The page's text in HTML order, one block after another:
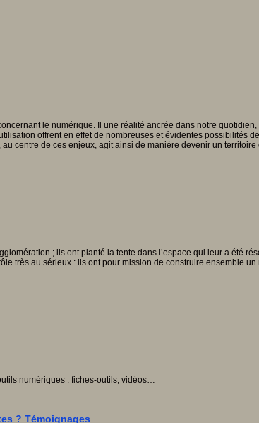
le numérique. Il une réalité ancrée dans notre
offrent en effet de nombreuses et évidentes possibilités
centre de ces enjeux, agit ainsi de manière devenir un
; ils ont planté la tente dans l’espace qui leur a été
très au sérieux : ils ont pour mission de construire ensemble
numériques : fiches-outils, vidéos…
? Témoignages